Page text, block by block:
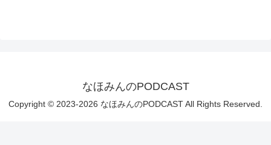
なほみんのPODCAST
Copyright © 2023-2026 なほみんのPODCAST All Rights Reserved.